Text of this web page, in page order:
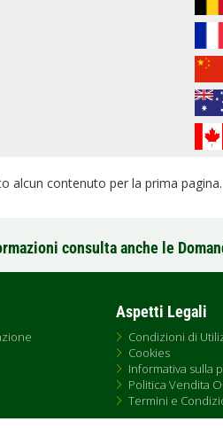
alcun contenuto per la prima pagina.
consulta anche le
Aspetti Legali
Condizioni di
Cookies
Informativa sulla
Politica Vendita
Termini e